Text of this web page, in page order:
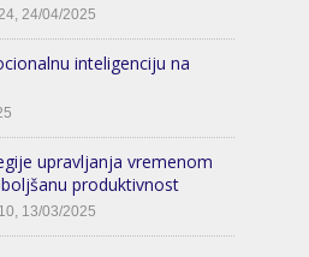
24/04/2025
inteligenciju na
upravljanja vremenom
produktivnost
13/03/2025